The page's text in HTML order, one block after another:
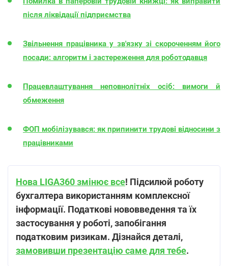
після ліквідації підприємства
Звільнення працівника у зв'язку зі скороченням його
посади: алгоритм і застереження для роботодавця
Працевлаштування неповнолітніх осіб: вимоги й
обмеження
ФОП мобілізувався: як припинити трудові відносини з
працівниками
Нова LIGA360 змінює все! Підсилюй роботу
бухгалтера використанням комплексної
інформації. Податкові нововведення та їх
застосування у роботі, запобігання
податковим ризикам. Дізнайся деталі,
замовивши презентацію саме для тебе.